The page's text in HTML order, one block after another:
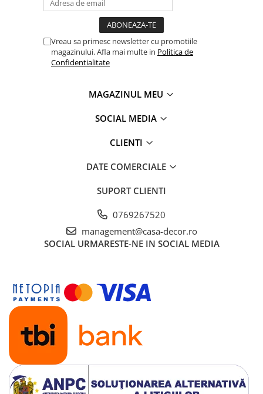
Vreau sa primesc newsletter cu promotiile
magazinului. Afla mai multe in Politica de
Confidentialitate
MAGAZINUL MEU
SOCIAL MEDIA
CLIENTI
DATE COMERCIALE
SUPORT CLIENTI
0769267520
management@casa-decor.ro
SOCIAL URMARESTE-NE IN SOCIAL MEDIA